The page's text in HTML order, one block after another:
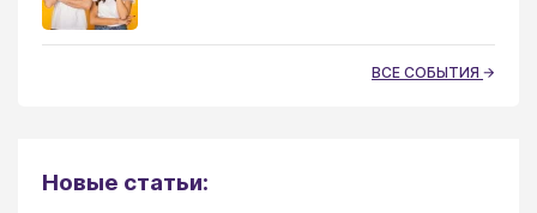
ВСЕ СОБЫТИЯ
Новые статьи: